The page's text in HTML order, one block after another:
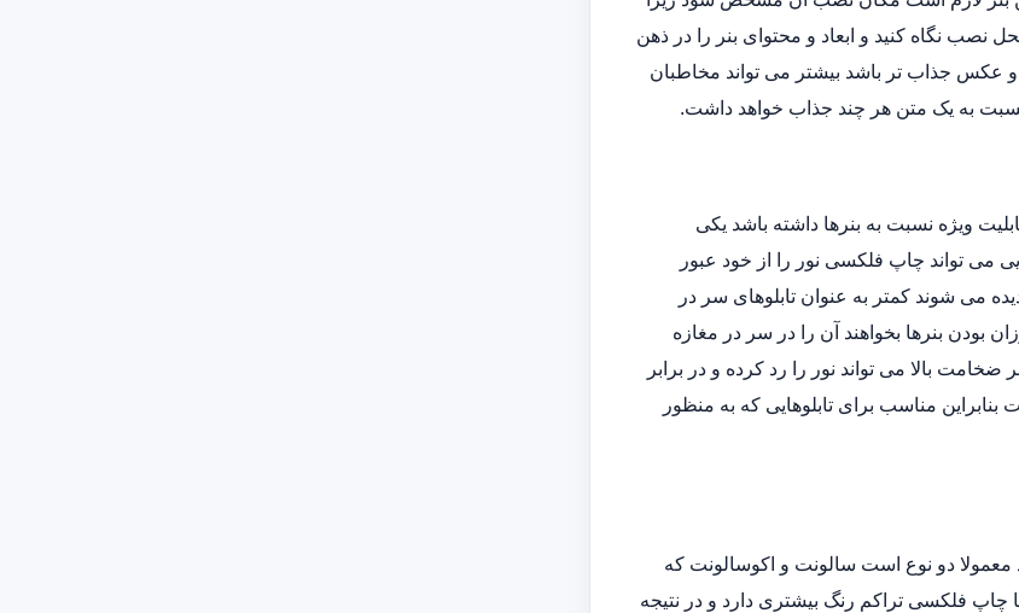
نگاه کنید و ابعاد و محتوای بنر را در ذهن
عکس جذاب تر باشد بیشتر می تواند مخاطبان
به یک متن هر چند جذاب خواهد داشت.
ویژه نسبت به بنرها داشته باشد یکی
اینکه در هر فضایی می تواند چاپ فلکسی نور را از خود عبور
می شوند کمتر به عنوان تابلوهای سر در
بودن بنرها بخواهند آن را در سر در مغازه
ضخامت بالا می تواند نور را رد کرده و در برابر
مناسب برای تابلوهایی که به منظور
دو نوع است سالونت و اکوسالونت که
چاپ فلکسی تراکم رنگ بیشتری دارد و در نتیجه